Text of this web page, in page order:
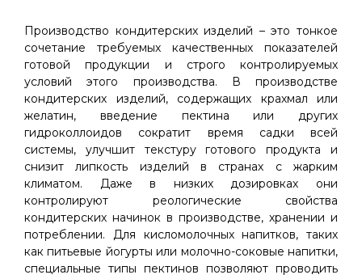
Производство кондитерских изделий – это тонкое
сочетание требуемых качественных показателей
готовой продукции и строго контролируемых
условий этого производства. В производстве
кондитерских изделий, содержащих крахмал или
желатин, введение пектина или других
гидроколлоидов сократит время садки всей
системы, улучшит текстуру готового продукта и
снизит липкость изделий в странах с жарким
климатом. Даже в низких дозировках они
контролируют реологические свойства
кондитерских начинок в производстве, хранении и
потреблении. Для кисломолочных напитков, таких
как питьевые йогурты или молочно-соковые напитки,
специальные типы пектинов позволяют проводить